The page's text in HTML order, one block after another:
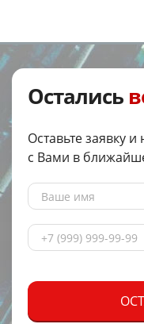
Остались
Оставьте заявку
с Вами в